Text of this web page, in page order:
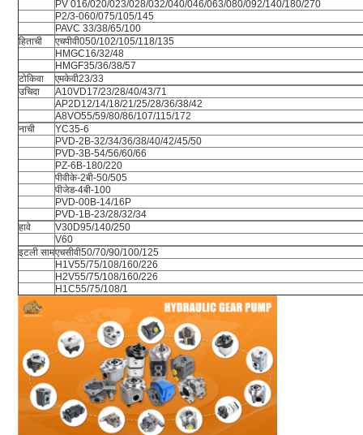
PV 016/020/023/028/032/040/046/063/080/092/140/180/270
P2/3-060/075/105/145
PAVC 33/38/65/100
हिताची
एचपीवी050/102/105/118/135
HMGC16/32/48
HMGF35/36/38/57
टोकिवा
एमकेवी23/33
उचिदा
A10VD17/23/28/40/43/71
AP2D12/14/18/21/25/28/36/38/42
A8VO55/59/80/86/107/115/172
नाची
YC35-6
PVD-2B-32/34/36/38/40/42/45/50
PVD-3B-54/56/60/66
PZ-6B-180/220
पीवीके-2बी-50/505
पीजेड-4बी-100
PVD-00B-14/16P
PVD-1B-23/28/32/34
हावे
V30D95/140/250
V60
इटली सामएचसीवी50/70/90/100/125
H1V55/75/108/160/226
H2V55/75/108/160/226
H1C55/75/108/1